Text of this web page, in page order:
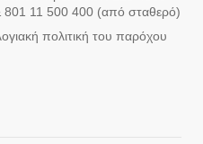
801 11 500 400 (από σταθερό)
πολιτική του παρόχου